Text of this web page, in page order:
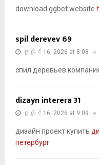
download ggbet website
spil derevev 69
ဇူလိုင် 16, 2026 at 8:08
спил деревьев
dizayn interera 31
ဇူလိုင် 16, 2026 at 9:09
дизайн проект купить
петербург